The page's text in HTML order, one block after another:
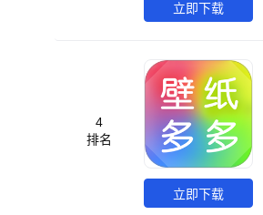
立即下载
4
排名
立即下载